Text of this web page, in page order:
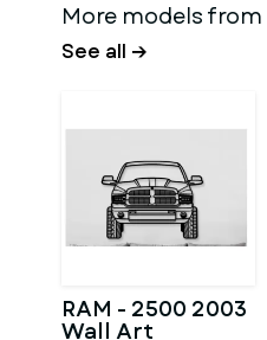
More models from
See all →
RAM - 2500 2003
Wall Art